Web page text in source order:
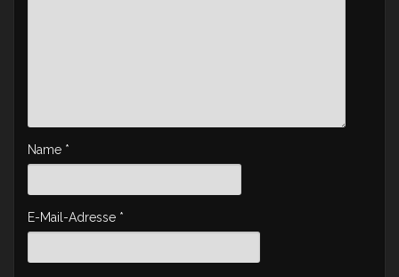
Name *
E-Mail-Adresse *